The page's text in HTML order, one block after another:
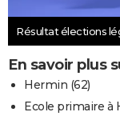
Résultat élections
En savoir plus
Hermin (62)
Ecole primaire à